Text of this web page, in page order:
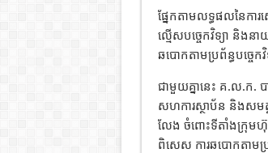
ផ្នែកតាមលទ្ធផលនៃកា
ល្មើសបច្ចេកវិទ្យា និង
ឆបោកតាមប្រព័ន្ធបច្ចេក
ជាមួយគ្នានេះ គ.ល.ក. ប
សហការស្ថាប័ន និងសមត្
លែង ចំពោះទីតាំងក្រុម
ពិសេស ការឆបោកតាមប្